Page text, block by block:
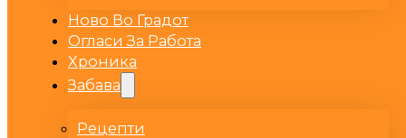
Ново Во Градот
Огласи За Работа
Хроника
Забава
Рецепти